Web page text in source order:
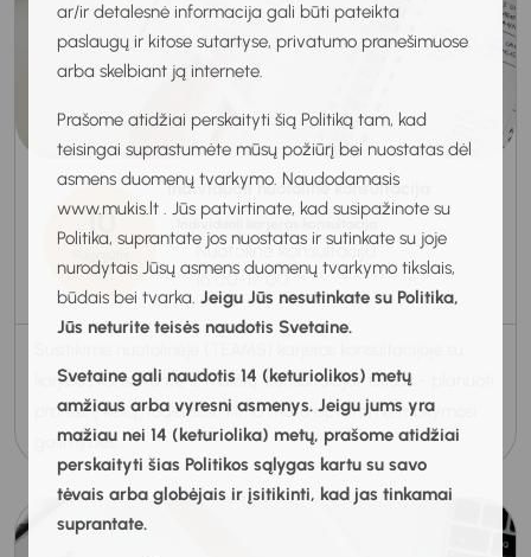
ar/ir detalesnė informacija gali būti pateikta
paslaugų ir kitose sutartyse, privatumo pranešimuose
arba skelbiant ją internete.
Prašome atidžiai perskaityti šią Politiką tam, kad
teisingai suprastumėte mūsų požiūrį bei nuostatas dėl
asmens duomenų tvarkymo. Naudodamasis
www.mukis.lt . Jūs patvirtinate, kad susipažinote su
Politika, suprantate jos nuostatas ir sutinkate su joje
nurodytais Jūsų asmens duomenų tvarkymo tikslais,
būdais bei tvarka. Jeigu Jūs nesutinkate su Politika,
Jūs neturite teisės naudotis Svetaine.
Svetaine gali naudotis 14 (keturiolikos) metų
amžiaus arba vyresni asmenys. Jeigu jums yra
mažiau nei 14 (keturiolika) metų, prašome atidžiai
perskaityti šias Politikos sąlygas kartu su savo
tėvais arba globėjais ir įsitikinti, kad jas tinkamai
suprantate.
10
2026
Individuali nuotolinė konsultacija
Individuali karjeros konsultacija
Nuotolinė konsultacija
16:00-17:00
karjeros konsultante iš Molėtų. Konsultacijos tiklsas - planuoti
profesinį kelią, todėl susitikimo matu aptarsime mokymosi
galimybes...